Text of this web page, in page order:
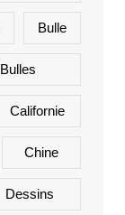
Bulle
Bulles
Californie
Chine
Dessins